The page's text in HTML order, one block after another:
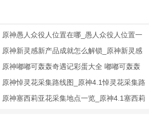
原神愚人众役人位置在哪_愚人众役人位置一
原神新灵感新产品成就怎么解锁_原神新灵感
原神嘟嘟可轰轰奇遇记彩蛋大全 嘟嘟可轰轰
原神悼灵花采集路线图_原神4.1悼灵花采集路
原神塞西莉亚花采集地点一览_原神4.1塞西莉